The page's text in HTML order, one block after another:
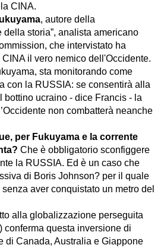
CINA.
, autore della
della storia”, analista americano
che intervistato ha
il vero nemico dell'Occidente.
sta monitorando come
con la RUSSIA: se consentirà alla
bottino ucraino - dice Francis - la
non combatterà neanche
per Fukuyama e la corrente
Che è obbligatorio sconfiggere
la RUSSIA. Ed è un caso che
di Boris Johnson? per il quale
aver conquistato un metro del
alla globalizzazione perseguita
conferma questa inversione di
di Canada, Australia e Giappone